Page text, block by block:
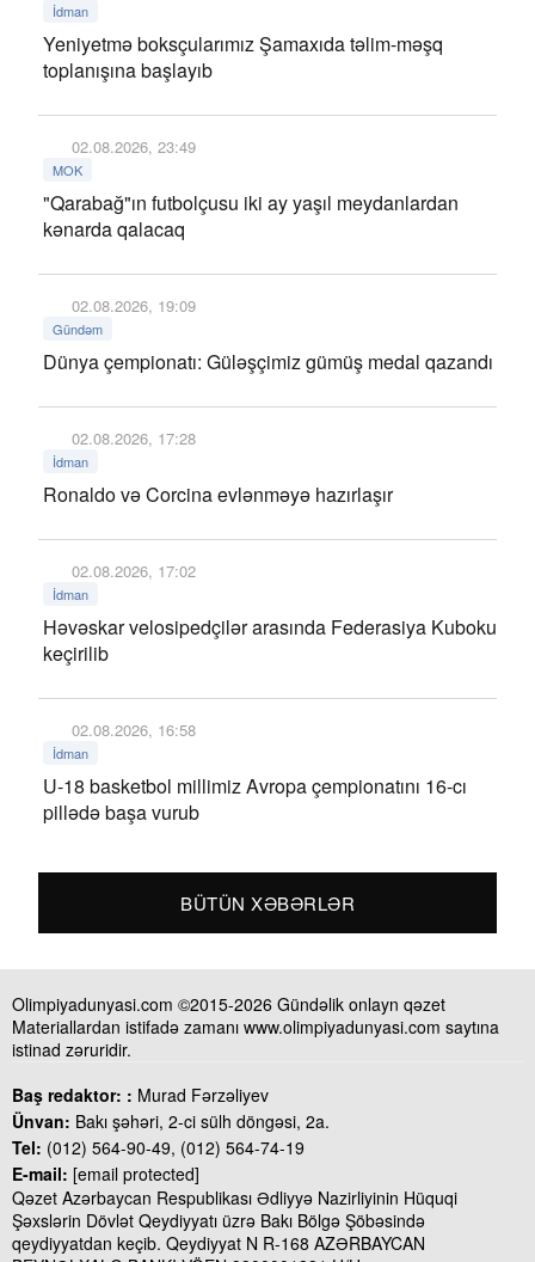
İdman
Yeniyetmə boksçularımız Şamaxıda təlim-məşq
toplanışına başlayıb
02.08.2026, 23:49
MOK
"Qarabağ"ın futbolçusu iki ay yaşıl meydanlardan
kənarda qalacaq
02.08.2026, 19:09
Gündəm
Dünya çempionatı: Güləşçimiz gümüş medal qazandı
02.08.2026, 17:28
İdman
Ronaldo və Corcina evlənməyə hazırlaşır
02.08.2026, 17:02
İdman
Həvəskar velosipedçilər arasında Federasiya Kuboku
keçirilib
02.08.2026, 16:58
İdman
U-18 basketbol millimiz Avropa çempionatını 16-cı
pillədə başa vurub
BÜTÜN XƏBƏRLƏR
Olimpiyadunyasi.com ©2015-2026 Gündəlik onlayn qəzet
Materiallardan istifadə zamanı www.olimpiyadunyasi.com saytına
istinad zəruridir.
Baş redaktor: : Murad Fərzəliyev
Ünvan: Bakı şəhəri, 2-ci sülh döngəsi, 2a.
Tel: (012) 564-90-49, (012) 564-74-19
E-mail: [email protected]
Qəzet Azərbaycan Respublikası Ədliyyə Nazirliyinin Hüquqi
Şəxslərin Dövlət Qeydiyyatı üzrə Bakı Bölgə Şöbəsində
qeydiyyatdan keçib. Qeydiyyat N R-168 AZƏRBAYCAN